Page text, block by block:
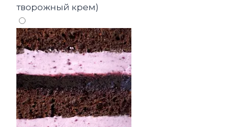
творожный крем)